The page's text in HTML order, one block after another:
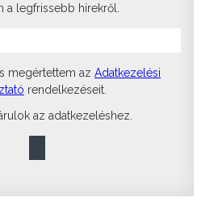
a legfrissebb hírekről.
megértettem az Adatkezelési
rendelkezéseit.
az adatkezeléshez.